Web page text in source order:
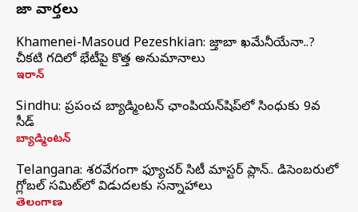
తాజా వార్తలు
Khamenei-Masoud Pezeshkian: మొజ్తాబా ఖమేనీయేనా..?
చీకటి గదిలో భేటీపై కొత్త అనుమానాలు
ఇరాన్
Sindhu: ప్రపంచ బ్యాడ్మింటన్‌ ఛాంపియన్‌షిప్‌లో సింధుకు 9వ
సీడ్
బ్యాడ్మింటన్
Telangana: శరవేగంగా ఫ్యూచర్ సిటీ మాస్టర్ ప్లాన్.. డిసెంబరులో
గ్లోబల్‌ సమిట్‌లో విడుదలకు సన్నాహాలు
తెలంగాణ